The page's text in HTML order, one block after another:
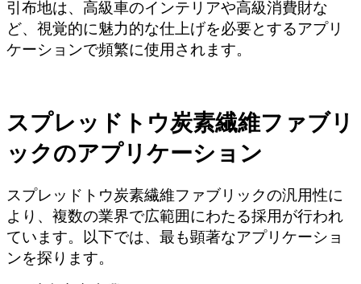
引布地は、高級車のインテリアや高級消費財な
ど、視覚的に魅力的な仕上げを必要とするアプリ
ケーションで頻繁に使用されます。
スプレッドトウ炭素繊維ファブリ
ックのアプリケーション
スプレッドトウ炭素繊維ファブリックの汎用性に
より、複数の業界で広範囲にわたる採用が行われ
ています。以下では、最も顕著なアプリケーショ
ンを探ります。